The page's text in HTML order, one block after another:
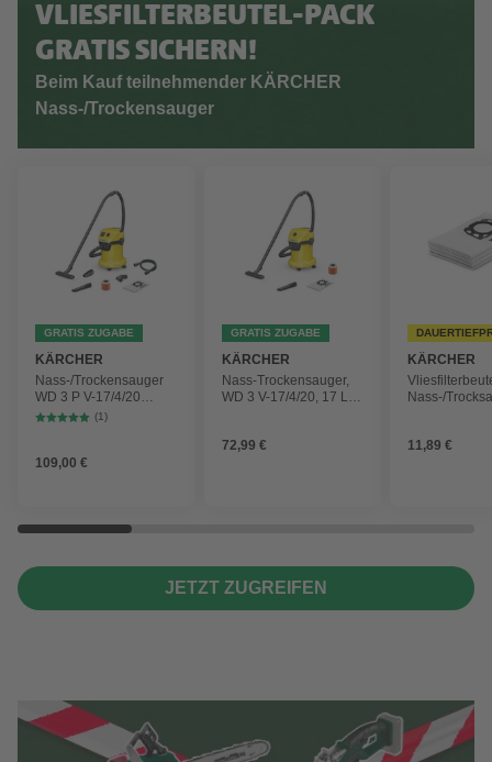
VLIESFILTERBEUTEL-PACK
GRATIS SICHERN!
Beim Kauf teilnehmender KÄRCHER
Nass-/Trockensauger
GRATIS ZUGABE
KÄRCHER
Nass-/Trockensauger
WD 3 P V-17/4/20
Workshop mit
(1)
109,00 €
GRATIS ZUGABE
KÄRCHER
Nass-Trockensauger,
WD 3 V-17/4/20, 17 L,
72,99 €
KÄRCHER
Nass-/
4 Stück
11,89 €
JETZT ZUGREIFEN